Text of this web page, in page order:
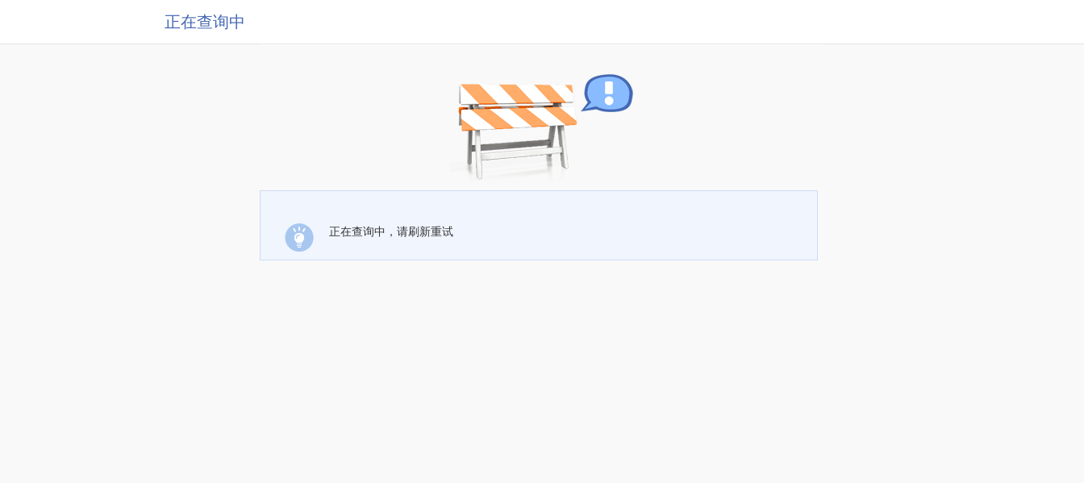
正在查询中
正在查询中，请刷新重试